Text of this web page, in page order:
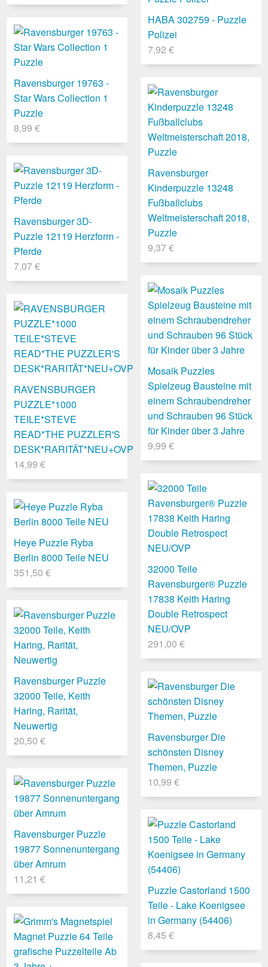
HABA 302759 - Puzzle
Polizei
7,92 €
Ravensburger 19763 -
Star Wars Collection 1
Puzzle
8,99 €
Ravensburger
Kinderpuzzle 13248
Fußballclubs
Weltmeisterschaft 2018,
Puzzle
9,37 €
Ravensburger 3D-
Puzzle 12119 Herzform -
Pferde
7,07 €
Mosaik Puzzles
Spielzeug Bausteine mit
einem Schraubendreher
und Schrauben 96 Stück
für Kinder über 3 Jahre
9,99 €
RAVENSBURGER
PUZZLE*1000
TEILE*STEVE
READ*THE PUZZLER'S
DESK*RARITÄT*NEU+OVP
14,99 €
32000 Teile
Ravensburger® Puzzle
17838 Keith Haring
Double Retrospect
NEU/OVP
291,00 €
Heye Puzzle Ryba
Berlin 8000 Teile NEU
351,50 €
Ravensburger Puzzle
32000 Teile, Keith
Haring, Rarität,
Neuwertig
20,50 €
Ravensburger Die
schönsten Disney
Themen, Puzzle
10,99 €
Ravensburger Puzzle
19877 Sonnenuntergang
über Amrum
11,21 €
Puzzle Castorland 1500
Teile - Lake Koenigsee
in Germany (54406)
8,45 €